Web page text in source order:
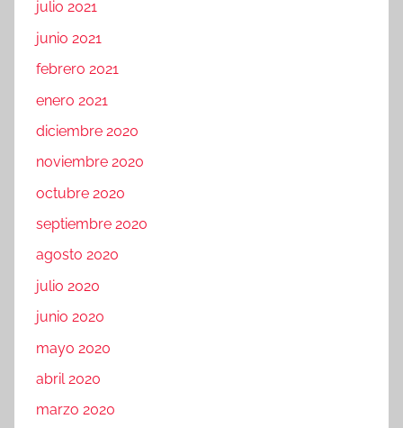
julio 2021
junio 2021
febrero 2021
enero 2021
diciembre 2020
noviembre 2020
octubre 2020
septiembre 2020
agosto 2020
julio 2020
junio 2020
mayo 2020
abril 2020
marzo 2020